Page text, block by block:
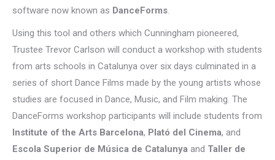
software now known as DanceForms.
Using this tool and others which Cunningham pioneered,
Trustee Trevor Carlson will conduct a workshop with students
from arts schools in Catalunya over six days culminated in a
series of short Dance Films made by the young artists whose
studies are focused in Dance, Music, and Film making. The
DanceForms workshop participants will include students from
Institute of the Arts Barcelona, Plató del Cinema, and
Escola Superior de Música de Catalunya and Taller de